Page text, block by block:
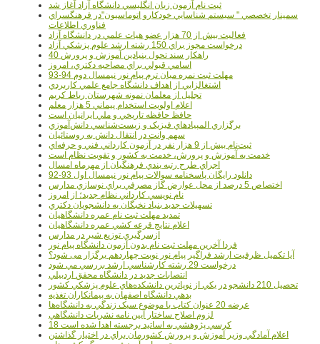
ثبت نام آزمون زبان انگليسي دانشگاه آزاد آغاز شد
سمينار تخصصي " سيستم شناسايي خودکارو اتوماسيون"در فرهنگسراي
فناوري اطلاعات
فعاليت بيش از 70 هزار عضو هيات علمي در دانشگاه آزاد
درخواست مجوز براي 150 رشته ارشد علوم پزشکي آزاد
40 راهکار سند تحول بنيادين آموزش و پرورش
اسامي قبولي براي مصاحبه دکتري، امروز
مهلت ثبت نمره میان ترم پیام نور نیمسال دوم 94-93
اشتغالزايي از اهداف دانشگاه جامع علمي کاربردي
تجليل از معلمان نمونه شهرستان رباط کريم
اعلام اولويت استخدام پيماني 5 هزار معلم
حافظ حافظه تاريخي و ملي ايرانيان است
برگزاري المپيادهاي فيزيک و زيست‌شناسي دانش‌آموزي
سهم وانت در انتقال دانش به روستائيان
ثبت‌نام بيش از 9 هزار نفر در آزمون کارداني فني و حرفه‌اي
خدمت به آموزش و پرورش، خدمت به کشور و تقويت نظام است
اجراي طرح رتبه بندي فرهنگيان از مهرماه امسال
دانلود رایگان پاسخنامه سوالات پیام نور نیمسال اول 93-92
اختصاص 5 درصد از محل عوارض گاز مصرفي براي نوسازي مدارس
نام نويسي کارداني نظام جديد؛ از امروز
تسهيلات جديد بنياد نخبگان به دانشجويان دکتري
تمديد مهلت ثبت نام عمره دانشگاهيان
اعلام نتايج قرعه کشي عمره دانشگاهيان
ازسرگيري توزيع شير در مدارس
فردا آخرین مهلت ثبت نام بدون آزمون دانشگاه پیام نور
آیا تکمیل ظرفیت ارشد فراگیر پیام نور نوبت چهاردهم برگزار می شود؟
درخواست 29 رشته کارشناسي ارشد بررسي مي شود
انتصابات جديد در دانشگاه محقق اردبيلي
تحصيل 210 دانشجو در يکي از نوپاترين دانشکده‌هاي علوم پزشکي کشور
بدهي دانشگاه اصفهان به پيمانکاران تغذيه
عرضه 20 عنوان کتاب با موضوع سبک زندگي به دانشگاه‌ها
لزوم اصلاح ساختار آيين نامه نشريات دانشگاهي
18 کرسي پژوهشي به اساتيد برجسته اهدا شده است
اعلام آمادگي وزير آموزش و پرورش کشورمان براي در اختيار گذاشتن